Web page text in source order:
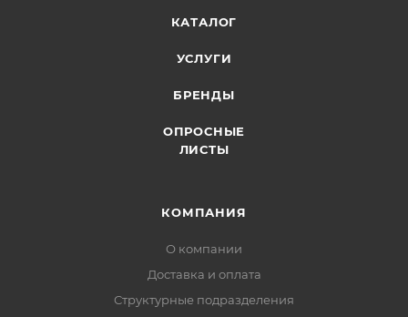
КАТАЛОГ
УСЛУГИ
БРЕНДЫ
ОПРОСНЫЕ
ЛИСТЫ
КОМПАНИЯ
О компании
Доставка и оплата
Структурные подразделения